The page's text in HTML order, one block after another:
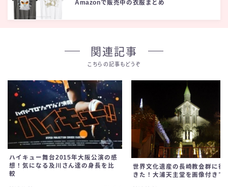
Amazonで販売中の衣服まとめ
関連記事
こちらの記事もどうぞ
ハイキュー舞台2015年大阪公演の感
想！気になる及川さん達の身長を比
較
世界文化遺産の長崎教会群に行
きた！大浦天主堂を画像付きで